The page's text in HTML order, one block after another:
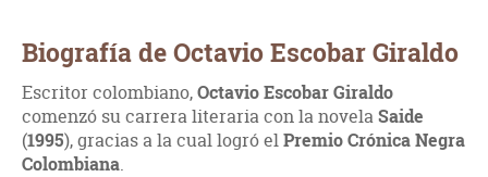
Biografía de Octavio Escobar Giraldo
Escritor colombiano,Octavio Escobar Giraldo
comenzó su carrera literaria con la novelaSaide
(1995), gracias a la cual logró elPremio Crónica Negra
Colombiana.